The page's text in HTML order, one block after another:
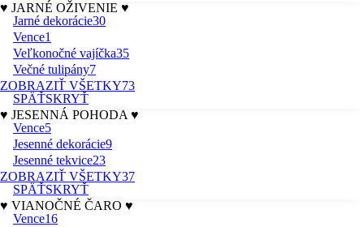
♥ JARNÉ OŽIVENIE ♥
Jarné dekorácie30
Vence1
Veľkonočné vajíčka35
Večné tulipány7
ZOBRAZIŤ VŠETKY73
SPÄŤSKRYŤ
♥ JESENNÁ POHODA ♥
Vence5
Jesenné dekorácie9
Jesenné tekvice23
ZOBRAZIŤ VŠETKY37
SPÄŤSKRYŤ
♥ VIANOČNÉ ČARO ♥
Vence16